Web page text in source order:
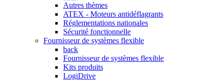
Autres thèmes
ATEX - Moteurs antidéflagrants
Réglementations nationales
Sécurité fonctionnelle
Fournisseur de systèmes flexible
back
Fournisseur de systèmes flexible
Kits produits
LogiDrive